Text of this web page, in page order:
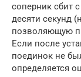
соперник сбит
десяти секунд
позволяющую
Если после
поединок не
определяется